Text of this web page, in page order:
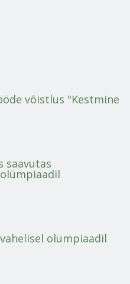
võistlus "Kestmine
saavutas
olümpiaadil